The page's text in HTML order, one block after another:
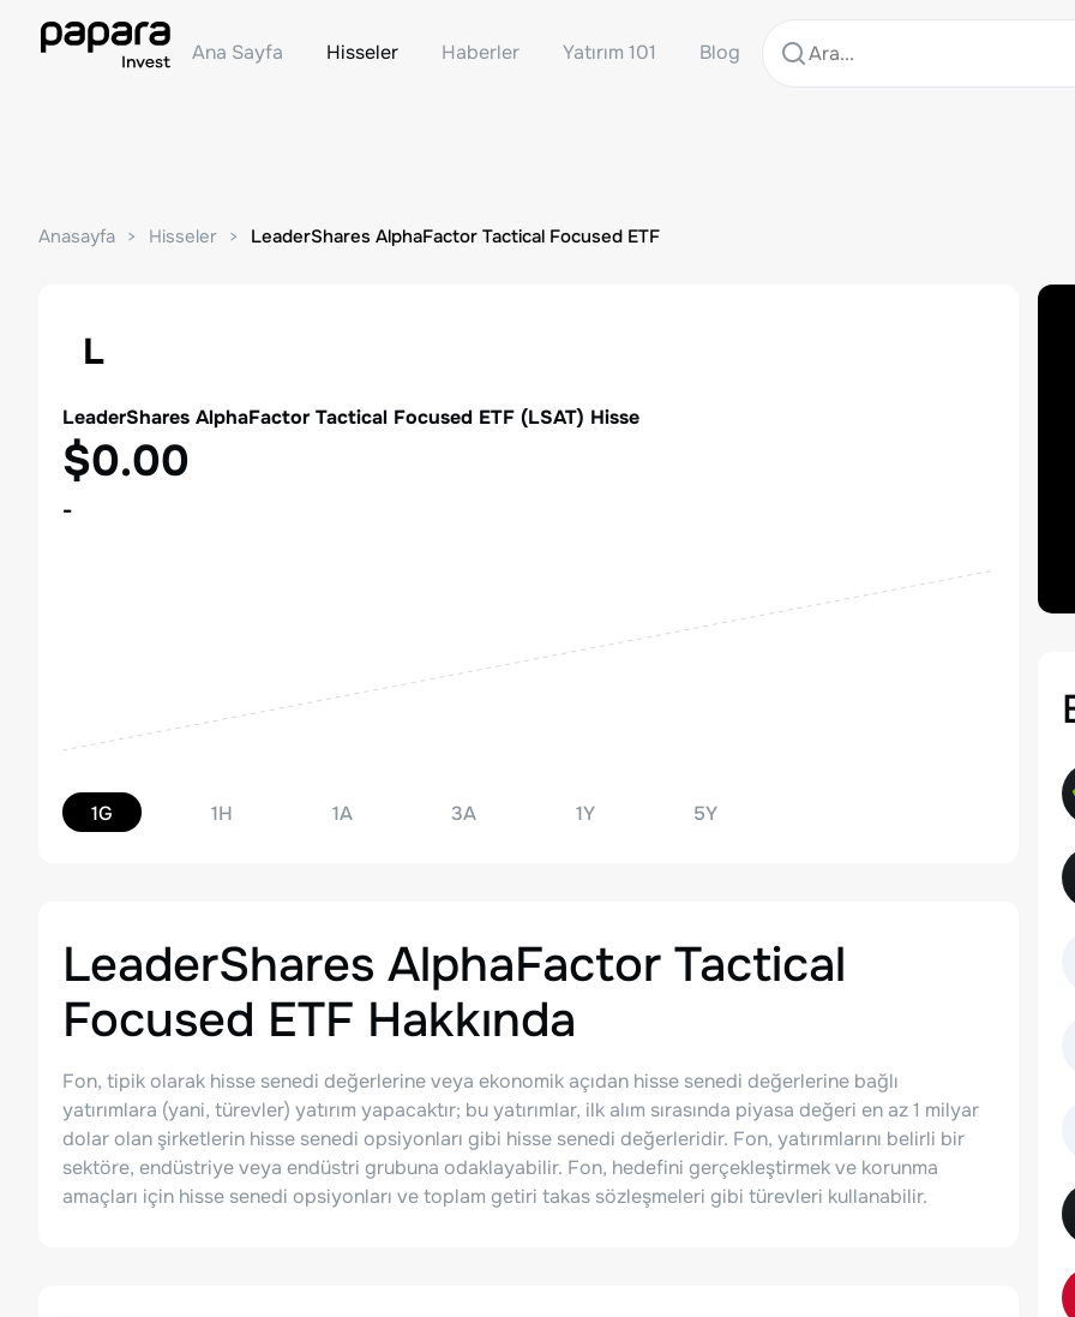
Ana Sayfa Hisseler Haberler Yatırım 101 Blog
Anasayfa Hisseler LeaderShares AlphaFactor Tactical Focused ETF
L
LeaderShares AlphaFactor Tactical Focused ETF (LSAT) Hisse
$0.00
-
1G 1H 1A 3A 1Y 5Y
LeaderShares AlphaFactor Tactical
Focused ETF Hakkında
Fon, tipik olarak hisse senedi değerlerine veya ekonomik açıdan hisse senedi değerlerine bağlı
yatırımlara (yani, türevler) yatırım yapacaktır; bu yatırımlar, ilk alım sırasında piyasa değeri en az 1 milyar
dolar olan şirketlerin hisse senedi opsiyonları gibi hisse senedi değerleridir. Fon, yatırımlarını belirli bir
sektöre, endüstriye veya endüstri grubuna odaklayabilir. Fon, hedefini gerçekleştirmek ve korunma
amaçları için hisse senedi opsiyonları ve toplam getiri takas sözleşmeleri gibi türevleri kullanabilir.